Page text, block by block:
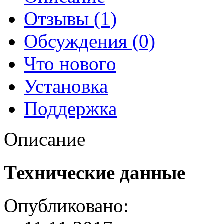
Отзывы (1)
Обсуждения (0)
Что нового
Установка
Поддержка
Описание
Технические данные
Опубликовано: